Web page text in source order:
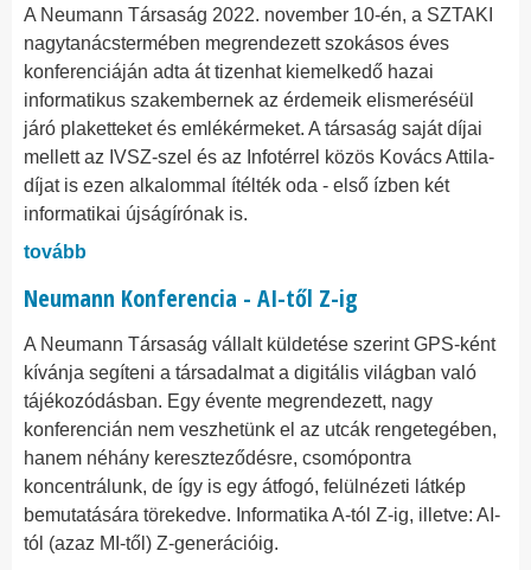
​​​​​​​A Neumann Társaság 2022. november 10-én, a SZTAKI
nagytanácstermében megrendezett szokásos éves
konferenciáján adta át tizenhat kiemelkedő hazai
informatikus szakembernek az érdemeik elismeréséül
járó plaketteket és emlékérmeket. A társaság saját díjai
mellett az IVSZ-szel és az Infotérrel közös Kovács Attila-
díjat is ezen alkalommal ítélték oda - első ízben két
informatikai újságírónak is.
tovább
Neumann Konferencia - AI-től Z-ig
A Neumann Társaság vállalt küldetése szerint GPS-ként
kívánja segíteni a társadalmat a digitális világban való
tájékozódásban. Egy évente megrendezett, nagy
konferencián nem veszhetünk el az utcák rengetegében,
hanem néhány kereszteződésre, csomópontra
koncentrálunk, de így is egy átfogó, felülnézeti látkép
bemutatására törekedve. Informatika A-tól Z-ig, illetve: AI-
tól (azaz MI-től) Z-generációig.